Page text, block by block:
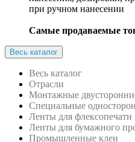
при ручном нанесении
Самые продаваемые
Весь каталог
Весь каталог
Отрасли
Монтажные
Специальные
Ленты для флексопечати
Ленты для бумажного
Промышленные клеи